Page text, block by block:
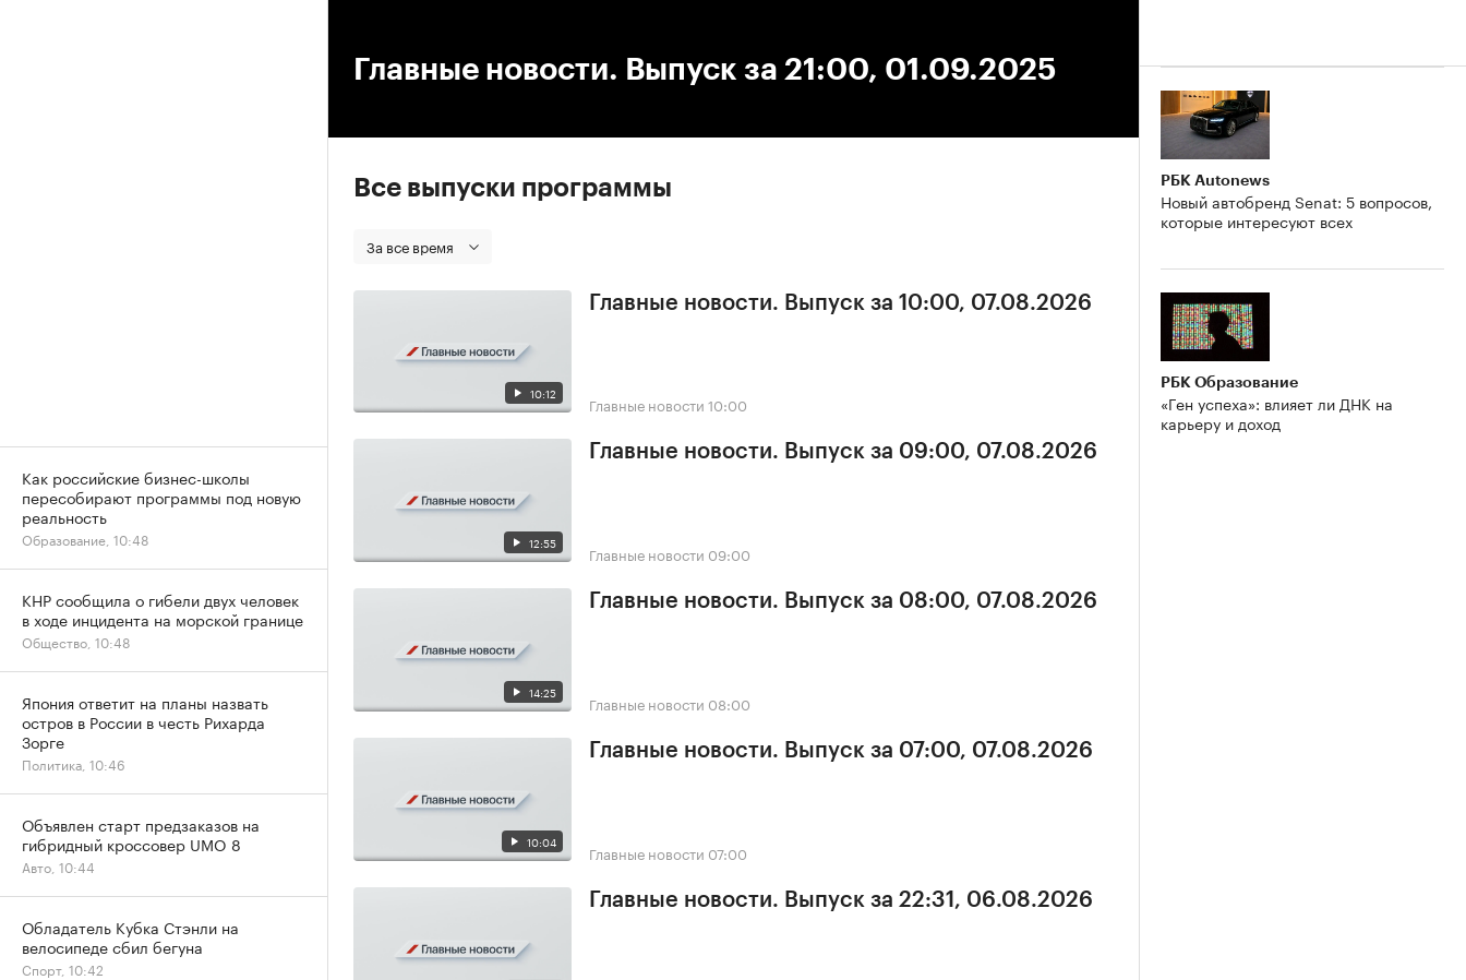
Главные новости. Выпуск за 21:00, 01.09.2025
Все выпуски программы
За все время
10:12
Главные новости. Выпуск за 10:00, 07.08.2026
Главные новости 10:00
12:55
Главные новости. Выпуск за 09:00, 07.08.2026
Главные новости 09:00
14:25
Главные новости. Выпуск за 08:00, 07.08.2026
Главные новости 08:00
10:04
Главные новости. Выпуск за 07:00, 07.08.2026
Главные новости 07:00
Главные новости. Выпуск за 22:31, 06.08.2026
РБК Autonews
Новый автобренд Senat: 5 вопросов,
которые интересуют всех
РБК Образование
«Ген успеха»: влияет ли ДНК на
карьеру и доход
Как российские бизнес-школы
пересобирают программы под новую
реальность
Образование, 10:48
КНР сообщила о гибели двух человек
в ходе инцидента на морской границе
Общество, 10:48
Япония ответит на планы назвать
остров в России в честь Рихарда
Зорге
Политика, 10:46
Объявлен старт предзаказов на
гибридный кроссовер UMO 8
Авто, 10:44
Обладатель Кубка Стэнли на
велосипеде сбил бегуна
Спорт, 10:42